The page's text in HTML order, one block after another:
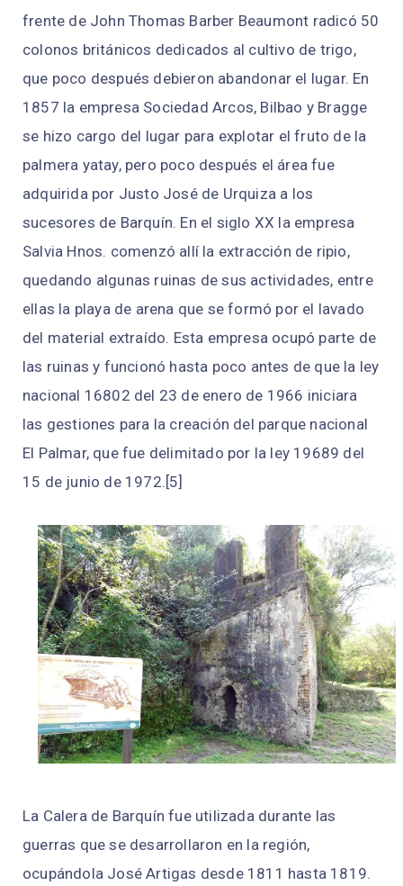
frente de John Thomas Barber Beaumont radicó 50
colonos británicos dedicados al cultivo de trigo,
que poco después debieron abandonar el lugar. En
1857 la empresa Sociedad Arcos, Bilbao y Bragge
se hizo cargo del lugar para explotar el fruto de la
palmera yatay, pero poco después el área fue
adquirida por Justo José de Urquiza a los
sucesores de Barquín. En el siglo XX la empresa
Salvia Hnos. comenzó allí la extracción de ripio,
quedando algunas ruinas de sus actividades, entre
ellas la playa de arena que se formó por el lavado
del material extraído. Esta empresa ocupó parte de
las ruinas y funcionó hasta poco antes de que la ley
nacional 16802 del 23 de enero de 1966 iniciara
las gestiones para la creación del parque nacional
El Palmar, que fue delimitado por la ley 19689 del
15 de junio de 1972.[5]​
La Calera de Barquín fue utilizada durante las
guerras que se desarrollaron en la región,
ocupándola José Artigas desde 1811 hasta 1819.